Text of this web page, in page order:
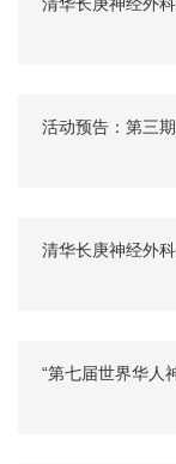
活动预告：第三
清华长庚神经外
“第七届世界华人